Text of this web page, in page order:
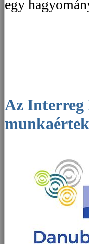
egy
Az Interreg Dunai GeoTúra Projekt